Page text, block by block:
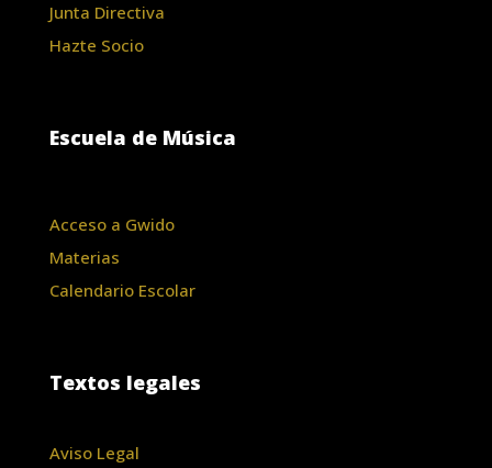
Junta Directiva
Hazte Socio
Escuela de Música
Acceso a Gwido
Materias
Calendario Escolar
Textos legales
Aviso Legal